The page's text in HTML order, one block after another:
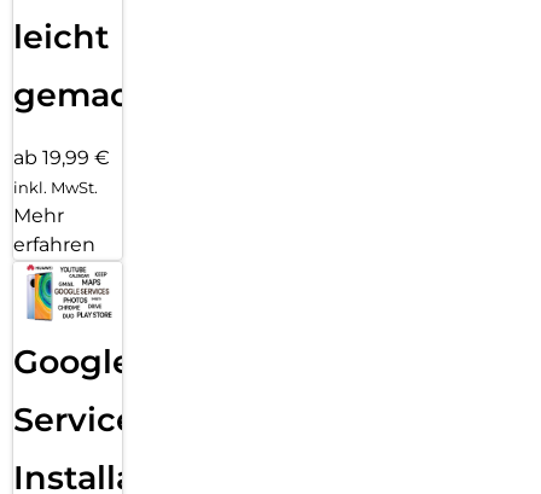
leicht
gemacht!
ab 19,99 €
inkl. MwSt.
Mehr
erfahren
Google
Services
Installation